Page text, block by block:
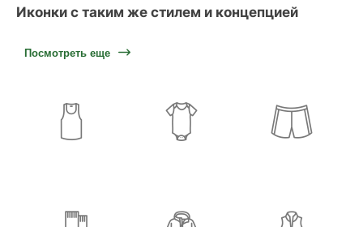
Иконки с таким же стилем и концепцией
Посмотреть еще